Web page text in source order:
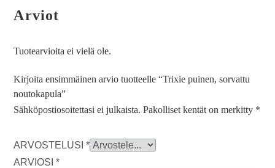
Arviot
Tuotearvioita ei vielä ole.
Kirjoita ensimmäinen arvio tuotteelle “Trixie puinen, sorvattu
noutokapula”
Sähköpostiosoitettasi ei julkaista. Pakolliset kentät on merkitty *
ARVOSTELUSI*
ARVIOSI*